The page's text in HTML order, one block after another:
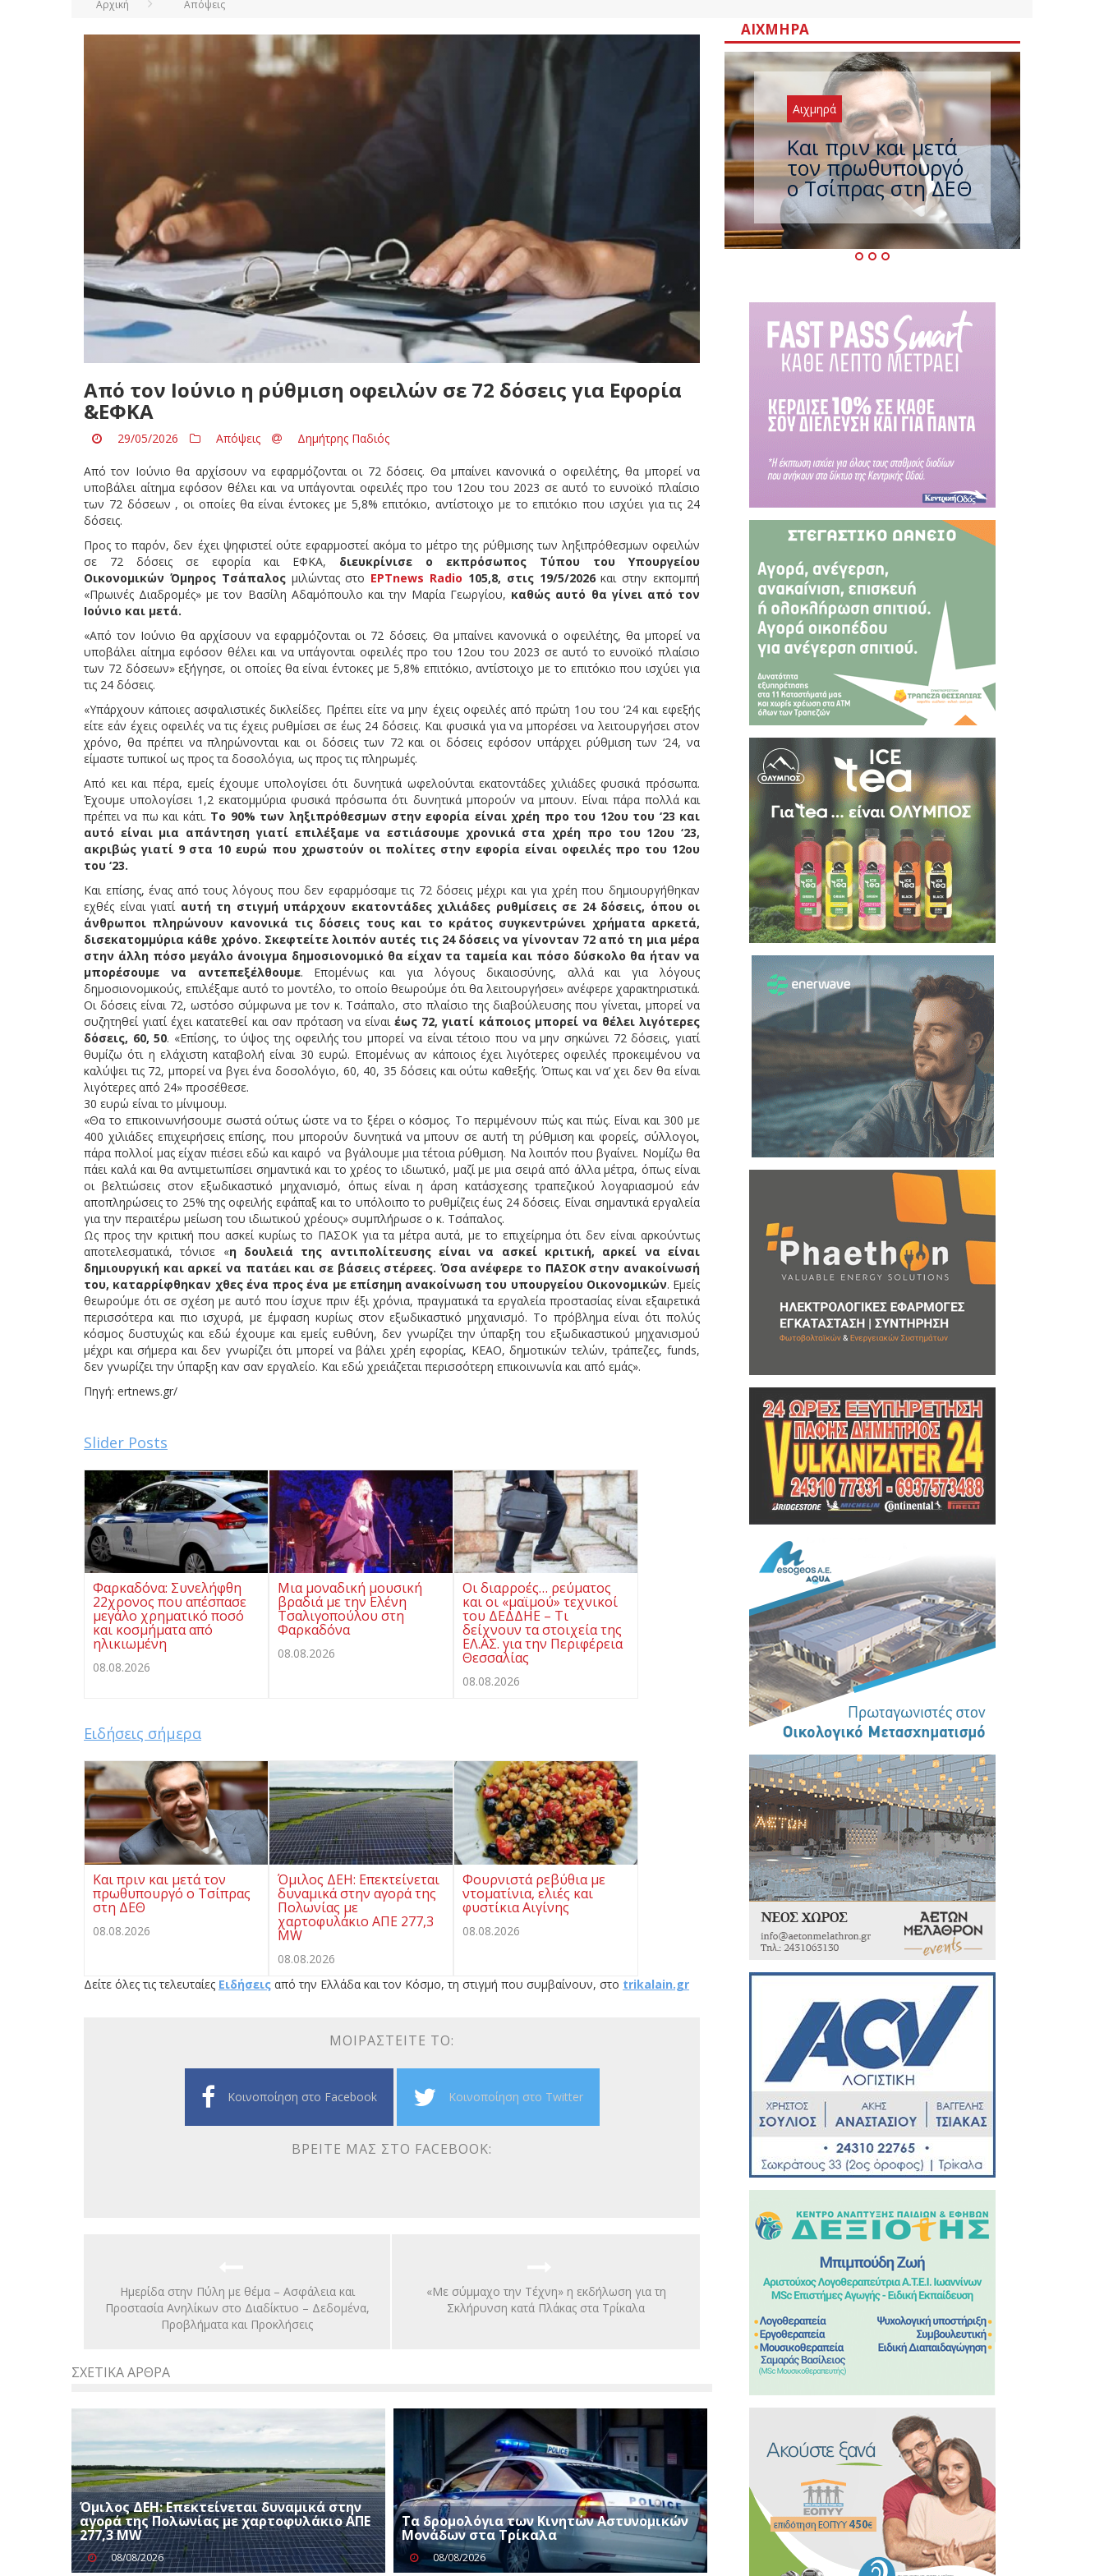
Αρχική Απόψεις
Από τον Ιούνιο η ρύθμιση οφειλών σε 72 δόσεις για Εφορία
&ΕΦΚΑ
29/05/2026 Απόψεις Δημήτρης Παδιός
Από τον Ιούνιο θα αρχίσουν να εφαρμόζονται οι 72 δόσεις. Θα μπαίνει κανονικά ο οφειλέτης, θα μπορεί να
υποβάλει αίτημα εφόσον θέλει και να υπάγονται οφειλές προ του 12ου του 2023 σε αυτό το ευνοϊκό πλαίσιο
των 72 δόσεων , οι οποίες θα είναι έντοκες με 5,8% επιτόκιο, αντίστοιχο με το επιτόκιο που ισχύει για τις 24
δόσεις.
Προς το παρόν, δεν έχει ψηφιστεί ούτε εφαρμοστεί ακόμα το μέτρο της ρύθμισης των ληξιπρόθεσμων οφειλών
σε 72 δόσεις σε εφορία και ΕΦΚΑ, διευκρίνισε ο εκπρόσωπος Τύπου του Υπουργείου
Οικονομικών Όμηρος Τσάπαλος μιλώντας στο ΕΡΤnews Radio 105,8, στις 19/5/2026και στην εκπομπή
«Πρωινές Διαδρομές» με τον Βασίλη Αδαμόπουλο και την Μαρία Γεωργίου, καθώς αυτό θα γίνει από τον
Ιούνιο και μετά.
«Από τον Ιούνιο θα αρχίσουν να εφαρμόζονται οι 72 δόσεις. Θα μπαίνει κανονικά ο οφειλέτης, θα μπορεί να
υποβάλει αίτημα εφόσον θέλει και να υπάγονται οφειλές προ του 12ου του 2023 σε αυτό το ευνοϊκό πλαίσιο
των 72 δόσεων» εξήγησε, οι οποίες θα είναι έντοκες με 5,8% επιτόκιο, αντίστοιχο με το επιτόκιο που ισχύει για
τις 24 δόσεις.
«Υπάρχουν κάποιες ασφαλιστικές δικλείδες. Πρέπει είτε να μην έχεις οφειλές από πρώτη 1ου του ‘24 και εφεξής
είτε εάν έχεις οφειλές να τις έχεις ρυθμίσει σε έως 24 δόσεις. Και φυσικά για να μπορέσει να λειτουργήσει στον
χρόνο, θα πρέπει να πληρώνονται και οι δόσεις των 72 και οι δόσεις εφόσον υπάρχει ρύθμιση των ‘24, να
είμαστε τυπικοί ως προς τα δοσολόγια, ως προς τις πληρωμές.
Από κει και πέρα, εμείς έχουμε υπολογίσει ότι δυνητικά ωφελούνται εκατοντάδες χιλιάδες φυσικά πρόσωπα.
Έχουμε υπολογίσει 1,2 εκατομμύρια φυσικά πρόσωπα ότι δυνητικά μπορούν να μπουν. Είναι πάρα πολλά και
πρέπει να πω και κάτι. Το 90% των ληξιπρόθεσμων στην εφορία είναι χρέη προ του 12ου του ‘23 και
αυτό είναι μια απάντηση γιατί επιλέξαμε να εστιάσουμε χρονικά στα χρέη προ του 12ου ‘23,
ακριβώς γιατί 9 στα 10 ευρώ που χρωστούν οι πολίτες στην εφορία είναι οφειλές προ του 12ου
του ‘23.
Και επίσης, ένας από τους λόγους που δεν εφαρμόσαμε τις 72 δόσεις μέχρι και για χρέη που δημιουργήθηκαν
εχθές είναι γιατί αυτή τη στιγμή υπάρχουν εκατοντάδες χιλιάδες ρυθμίσεις σε 24 δόσεις, όπου οι
άνθρωποι πληρώνουν κανονικά τις δόσεις τους και το κράτος συγκεντρώνει χρήματα αρκετά,
δισεκατομμύρια κάθε χρόνο. Σκεφτείτε λοιπόν αυτές τις 24 δόσεις να γίνονταν 72 από τη μια μέρα
στην άλλη πόσο μεγάλο άνοιγμα δημοσιονομικό θα είχαν τα ταμεία και πόσο δύσκολο θα ήταν να
μπορέσουμε να αντεπεξέλθουμε. Επομένως και για λόγους δικαιοσύνης, αλλά και για λόγους
δημοσιονομικούς, επιλέξαμε αυτό το μοντέλο, το οποίο θεωρούμε ότι θα λειτουργήσει» ανέφερε χαρακτηριστικά.
Οι δόσεις είναι 72, ωστόσο σύμφωνα με τον κ. Τσάπαλο, στο πλαίσιο της διαβούλευσης που γίνεται, μπορεί να
συζητηθεί γιατί έχει κατατεθεί και σαν πρόταση να είναιέως 72, γιατί κάποιος μπορεί να θέλει λιγότερες
δόσεις, 60, 50. «Επίσης, το ύψος της οφειλής του μπορεί να είναι τέτοιο που να μην σηκώνει 72 δόσεις, γιατί
θυμίζω ότι η ελάχιστη καταβολή είναι 30 ευρώ. Επομένως αν κάποιος έχει λιγότερες οφειλές προκειμένου να
καλύψει τις 72, μπορεί να βγει ένα δοσολόγιο, 60, 40, 35 δόσεις και ούτω καθεξής. Όπως και να’ χει δεν θα είναι
λιγότερες από 24» προσέθεσε.
30 ευρώ είναι το μίνιμουμ.
«Θα το επικοινωνήσουμε σωστά ούτως ώστε να το ξέρει ο κόσμος. Το περιμένουν πώς και πώς. Είναι και 300 με
400 χιλιάδες επιχειρήσεις επίσης, που μπορούν δυνητικά να μπουν σε αυτή τη ρύθμιση και φορείς, σύλλογοι,
πάρα πολλοί μας είχαν πιέσει εδώ και καιρό να βγάλουμε μια τέτοια ρύθμιση. Να λοιπόν που βγαίνει. Νομίζω θα
πάει καλά και θα αντιμετωπίσει σημαντικά και το χρέος το ιδιωτικό, μαζί με μια σειρά από άλλα μέτρα, όπως είναι
οι βελτιώσεις στον εξωδικαστικό μηχανισμό, όπως είναι η άρση κατάσχεσης τραπεζικού λογαριασμού εάν
αποπληρώσεις το 25% της οφειλής εφάπαξ και το υπόλοιπο το ρυθμίζεις έως 24 δόσεις. Είναι σημαντικά εργαλεία
για την περαιτέρω μείωση του ιδιωτικού χρέους» συμπλήρωσε ο κ. Τσάπαλος.
Ως προς την κριτική που ασκεί κυρίως το ΠΑΣΟΚ για τα μέτρα αυτά, με το επιχείρημα ότι δεν είναι αρκούντως
αποτελεσματικά, τόνισε «η δουλειά της αντιπολίτευσης είναι να ασκεί κριτική, αρκεί να είναι
δημιουργική και αρκεί να πατάει και σε βάσεις στέρεες. Όσα ανέφερε το ΠΑΣΟΚ στην ανακοίνωσή
του, καταρρίφθηκαν χθες ένα προς ένα με επίσημη ανακοίνωση του υπουργείου Οικονομικών. Εμείς
θεωρούμε ότι σε σχέση με αυτό που ίσχυε πριν έξι χρόνια, πραγματικά τα εργαλεία προστασίας είναι εξαιρετικά
περισσότερα και πιο ισχυρά, με έμφαση κυρίως στον εξωδικαστικό μηχανισμό. Το πρόβλημα είναι ότι πολύς
κόσμος δυστυχώς και εδώ έχουμε και εμείς ευθύνη, δεν γνωρίζει την ύπαρξη του εξωδικαστικού μηχανισμού
μέχρι και σήμερα και δεν γνωρίζει ότι μπορεί να βάλει χρέη εφορίας, ΚΕΑΟ, δημοτικών τελών, τράπεζες, funds,
δεν γνωρίζει την ύπαρξη καν σαν εργαλείο. Και εδώ χρειάζεται περισσότερη επικοινωνία και από εμάς».
Πηγή: ertnews.gr/
Slider Posts
Φαρκαδόνα: Συνελήφθη
22χρονος που απέσπασε
μεγάλο χρηματικό ποσό
και κοσμήματα από
ηλικιωμένη
08.08.2026
Μια μοναδική μουσική
βραδιά με την Ελένη
Τσαλιγοπούλου στη
Φαρκαδόνα
08.08.2026
Οι διαρροές… ρεύματος
και οι «μαϊμού» τεχνικοί
του ΔΕΔΔΗΕ – Τι
δείχνουν τα στοιχεία της
ΕΛ.ΑΣ. για την Περιφέρεια
Θεσσαλίας
08.08.2026
Ειδήσεις σήμερα
Και πριν και μετά τον
πρωθυπουργό ο Τσίπρας
στη ΔΕΘ
08.08.2026
Όμιλος ΔΕΗ: Επεκτείνεται
δυναμικά στην αγορά της
Πολωνίας με
χαρτοφυλάκιο ΑΠΕ 277,3
MW
08.08.2026
Φουρνιστά ρεβύθια με
ντοματίνια, ελιές και
φυστίκια Αιγίνης
08.08.2026
Δείτε όλες τις τελευταίες Ειδήσεις από την Ελλάδα και τον Κόσμο, τη στιγμή που συμβαίνουν, στο trikalain.gr
ΜΟΙΡΑΣΤΕΊΤΕ ΤΟ:
Κοινοποίηση στο Facebook Κοινοποίηση στο Twitter
ΒΡΕΊΤΕ ΜΑΣ ΣΤΟ FACEBOOK:
Hμερίδα στην Πύλη με θέμα – Ασφάλεια και
Προστασία Ανηλίκων στο Διαδίκτυο – Δεδομένα,
Προβλήματα και Προκλήσεις
«Με σύμμαχο την Τέχνη» η εκδήλωση για τη
Σκλήρυνση κατά Πλάκας στα Τρίκαλα
ΣΧΕΤΙΚΆ ΆΡΘΡΑ
Όμιλος ΔΕΗ: Επεκτείνεται δυναμικά στην
αγορά της Πολωνίας με χαρτοφυλάκιο ΑΠΕ
277,3 MW
08/08/2026
Τα δρομολόγια των Κινητών Αστυνομικών
Μονάδων στα Τρίκαλα
08/08/2026
ΑΙΧΜΗΡΆ
Αιχμηρά
Έρχεται νέο
ισχυρό κύμα
ζέστης με 40
βαθμούς Κελσίου –
Ο καιρός έως τον
Δεκαπενταύγουστο